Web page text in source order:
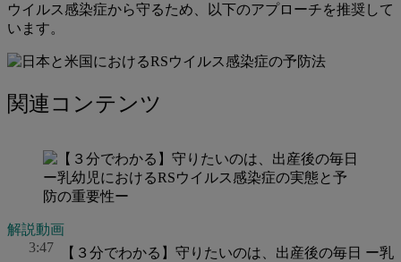
防
ウイルス感染症から守るため、以下のアプローチを推奨して
います。
関連コンテンツ
解説動画
3:47
【３分でわかる】守りたいのは、出産後の毎日 ー乳